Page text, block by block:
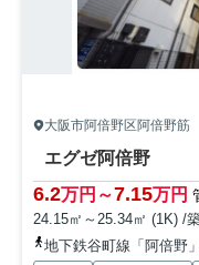
大阪市阿倍野区阿倍野筋
エグゼ阿倍野
6.2万円～7.15万円
24.15㎡～25.34㎡ (1K) /
地下鉄谷町線「阿倍野